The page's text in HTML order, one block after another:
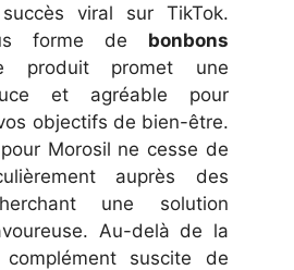
viral sur TikTok.
forme de bonbons
produit promet une
et agréable pour
objectifs de bien-être.
pour Morosil ne cesse de
auprès des
une solution
Au-delà de la
suscite de